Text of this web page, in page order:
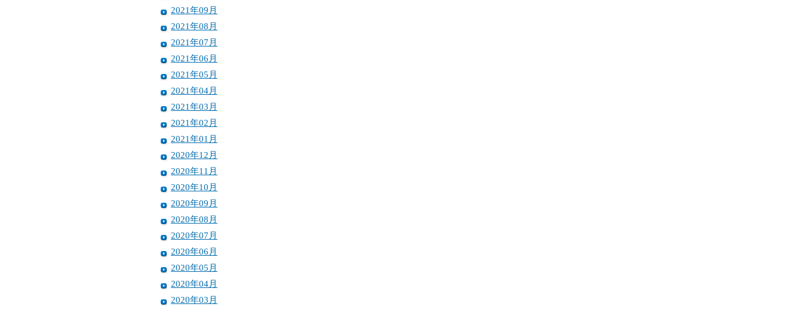
2021年09月
2021年08月
2021年07月
2021年06月
2021年05月
2021年04月
2021年03月
2021年02月
2021年01月
2020年12月
2020年11月
2020年10月
2020年09月
2020年08月
2020年07月
2020年06月
2020年05月
2020年04月
2020年03月